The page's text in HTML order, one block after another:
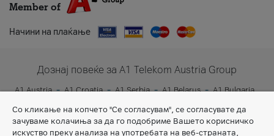
Member of
Начини на плаќање
Дознај повеќе за A1 Telekom Austria Group
A1 Austria A1 Croatia A1 Serbia A1 Belarus
A1 Bulgaria
Со кликање на копчето "Се согласувам", се согласувате да
зачуваме колачиња за да го подобриме Вашето корисничко
искуство преку анализа на употребата на веб-страната,